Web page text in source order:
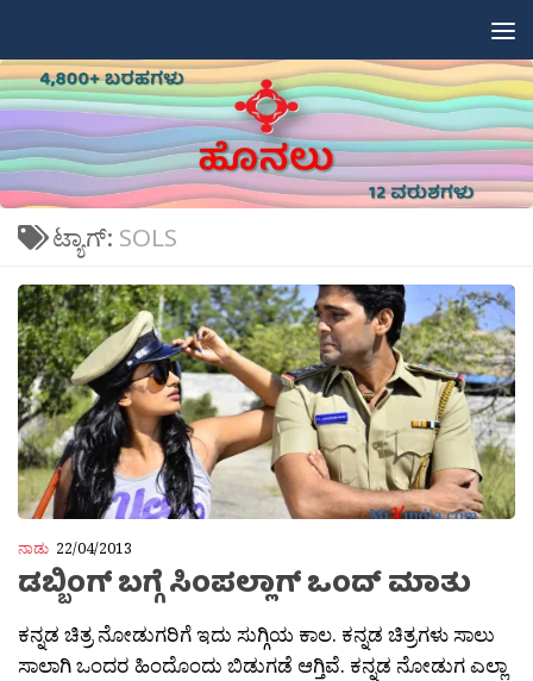
ಟ್ಯಾಗ್: SOLS
ನಾಡು 22/04/2013
ಡಬ್ಬಿಂಗ್ ಬಗ್ಗೆ ಸಿಂಪಲ್ಲಾಗ್ ಒಂದ್ ಮಾತು
ಕನ್ನಡ ಚಿತ್ರ ನೋಡುಗರಿಗೆ ಇದು ಸುಗ್ಗಿಯ ಕಾಲ. ಕನ್ನಡ ಚಿತ್ರಗಳು ಸಾಲು
ಸಾಲಾಗಿ ಒಂದರ ಹಿಂದೊಂದು ಬಿಡುಗಡೆ ಆಗ್ತಿವೆ. ಕನ್ನಡ ನೋಡುಗ ಎಲ್ಲಾ